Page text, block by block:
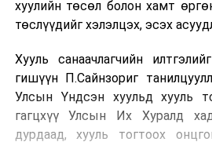
хуулийн төсөл болон хамт
төслүүдийг хэлэлцэх, эсэх
Хууль санаачлагчийн
гишүүн П.Сайнзориг
Улсын Үндсэн хуульд хууль
гагцхүү Улсын Их Хуралд
дурдаад, хууль тогтоох